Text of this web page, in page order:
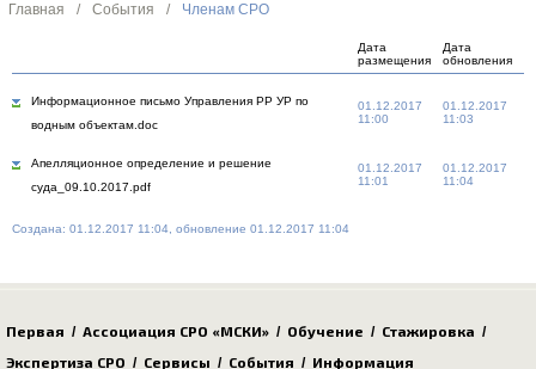
Главная / События / Членам СРО
Дата
размещения
Дата
обновления
Информационное письмо Управления РР УР по
водным объектам.doc
01.12.2017
11:00
01.12.2017
11:03
Апелляционное определение и решение
суда_09.10.2017.pdf
01.12.2017
11:01
01.12.2017
11:04
Создана: 01.12.2017 11:04, обновление 01.12.2017 11:04
Первая / Ассоциация СРО «МСКИ» / Обучение / Стажировка /
Экспертиза СРО / Сервисы / События / Информация